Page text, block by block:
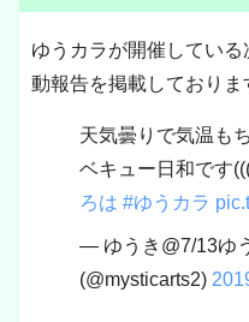
ゆうカラが開催してい
動報告を掲載しておりま
天気曇りで気温も
ベキュー日和です
ろは #ゆうカラ
— ゆうき@7/13ゆ
(@mysticarts2)